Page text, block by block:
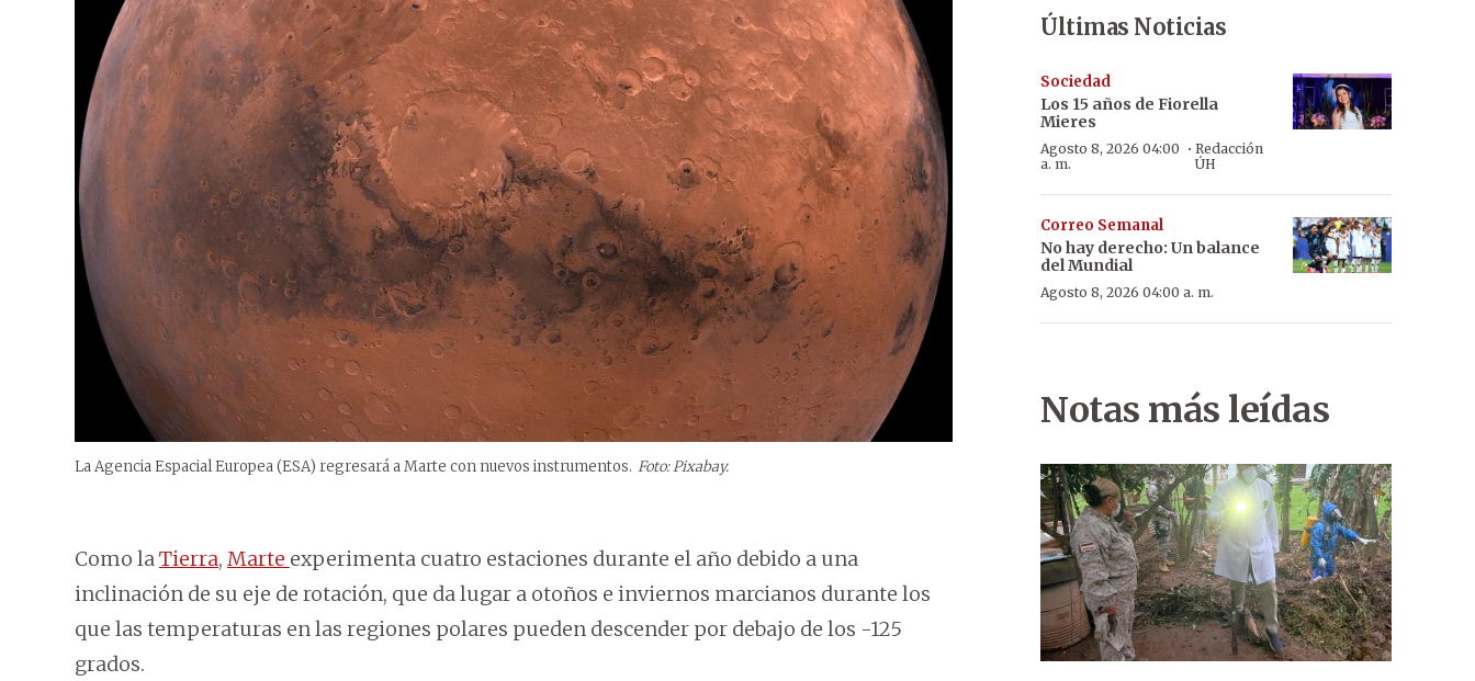
La Agencia Espacial Europea (ESA) regresará a Marte con nuevos instrumentos. Foto: Pixabay.
Como laTierra, Marte experimenta cuatro estaciones durante el año debido a una
inclinación de su eje de rotación, que da lugar a otoños e inviernos marcianos durante los
que las temperaturas en las regiones polares pueden descender por debajo de los -125
grados.
Últimas Noticias
Sociedad
Los 15 años de Fiorella
Mieres
Agosto 8, 2026 04:00
a. m.
· Redacción
ÚH
Correo Semanal
No hay derecho: Un balance
del Mundial
Agosto 8, 2026 04:00 a. m.
Notas más leídas